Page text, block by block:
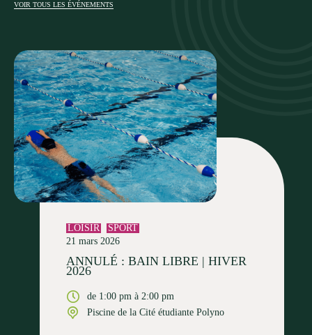
VOIR TOUS LES ÉVÉNEMENTS
LOISIR
SPORT
21 mars 2026
ANNULÉ : BAIN LIBRE | HIVER
2026
de 1:00 pm à 2:00 pm
Piscine de la Cité étudiante Polyno